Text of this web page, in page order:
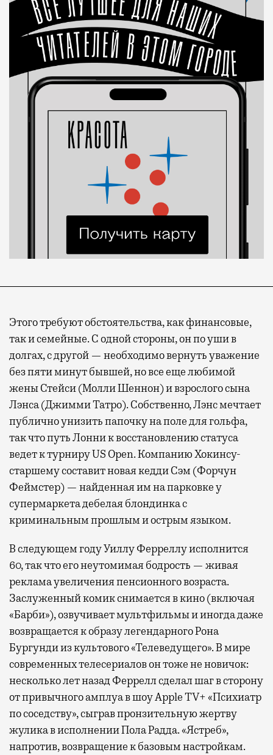
Этого требуют обстоятельства, как финансовые,
так и семейные. С одной стороны, он по уши в
долгах, с другой — необходимо вернуть уважение
без пяти минут бывшей, но все еще любимой
жены Стейси (Молли Шеннон) и взрослого сына
Лэнса (Джимми Татро). Собственно, Лэнс мечтает
публично унизить папочку на поле для гольфа,
так что путь Лонни к восстановлению статуса
ведет к турниру US Open. Компанию Хокинсу-
старшему составит новая кедди Сэм (Форчун
Феймстер) — найденная им на парковке у
супермаркета дебелая блондинка с
криминальным прошлым и острым языком.
В следующем году Уиллу Ферреллу исполнится
60, так что его неутомимая бодрость — живая
реклама увеличения пенсионного возраста.
Заслуженный комик снимается в кино (включая
«Барби»), озвучивает мультфильмы и иногда даже
возвращается к образу легендарного Рона
Бургунди из культового «Телеведущего». В мире
современных телесериалов он тоже не новичок:
несколько лет назад Феррелл сделал шаг в сторону
от привычного амплуа в шоу Apple TV+ «Психиатр
по соседству», сыграв пронзительную жертву
жулика в исполнении Пола Радда. «Ястреб»,
напротив, возвращение к базовым настройкам.